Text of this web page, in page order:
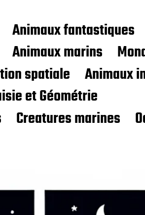
Animaux fantastiques
Animaux marins
spatiale
Animaux
et Géométrie
Creatures marines